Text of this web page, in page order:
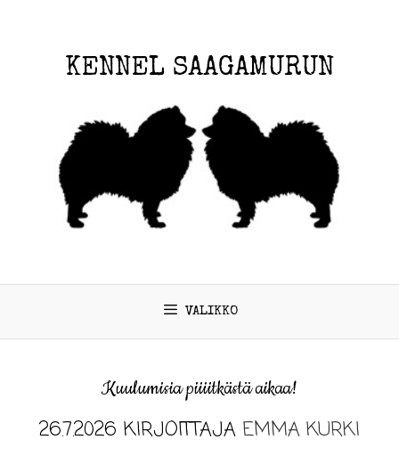
KENNEL SAAGAMURUN
VALIKKO
Kuulumisia piiiitkästä aikaa!
26.7.2026 KIRJOITTAJA EMMA KURKI